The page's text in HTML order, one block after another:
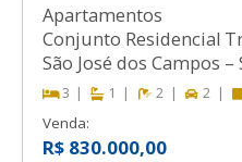
Apartamentos
Conjunto Residencial
São José dos Campos –
3 1 2 2
Venda:
R$ 830.000,00